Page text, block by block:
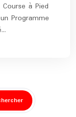
à Pied
Programme